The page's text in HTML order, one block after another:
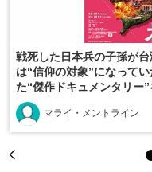
戦死した日本兵の子孫が
は“信仰の対象”になって
た“傑作ドキュメンタリー
マライ・メントライン